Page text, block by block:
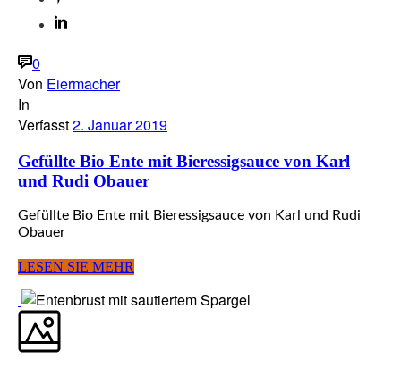
0
Von Eiermacher
In
Verfasst2. Januar 2019
Gefüllte Bio Ente mit Bieressigsauce von Karl
und Rudi Obauer
Gefüllte Bio Ente mit Bieressigsauce von Karl und Rudi
Obauer
LESEN SIE MEHR